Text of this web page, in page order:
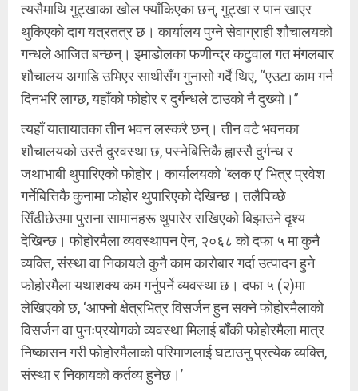
त्यसैमाथि गुट्खाका खोल फ्याँकिएका छन्, गुट्खा र पान खाएर
थुकिएको दाग यत्रतत्र छ। कार्यालय पुग्ने सेवाग्राही शौचालयको
गन्धले आजित बन्छन्। इमाडोलका फणीन्द्र कटुवाल गत मंगलबार
शौचालय अगाडि उभिएर साथीसँग गुनासो गर्दै थिए, “एउटा काम गर्न
दिनभरि लाग्छ, यहाँको फोहोर र दुर्गन्धले टाउको नै दुख्यो।”
त्यहाँ यातायातका तीन भवन लस्करै छन्। तीन वटै भवनका
शौचालयको उस्तै दुरवस्था छ, पस्नेबित्तिकै ह्वास्सै दुर्गन्ध र
जथाभाबी थुपारिएको फोहोर। कार्यालयको ‘ब्लक ए’ भित्र प्रवेश
गर्नेबित्तिकै कुनामा फोहोर थुपारिएको देखिन्छ। तलैपिच्छे
सिँढीछेउमा पुराना सामानहरू थुपारेर राखिएको बिझाउने दृश्य
देखिन्छ। फोहोरमैला व्यवस्थापन ऐन, २०६८ को दफा ५ मा कुनै
व्यक्ति, संस्था वा निकायले कुनै काम कारोबार गर्दा उत्पादन हुने
फोहोरमैला यथाशक्य कम गर्नुपर्ने व्यवस्था छ। दफा ५ (२)मा
लेखिएको छ, ‘आफ्नो क्षेत्रभित्र विसर्जन हुन सक्ने फोहोरमैलाको
विसर्जन वा पुनःप्रयोगको व्यवस्था मिलाई बाँकी फोहोरमैला मात्र
निष्कासन गरी फोहोरमैलाको परिमाणलाई घटाउनु प्रत्येक व्यक्ति,
संस्था र निकायको कर्तव्य हुनेछ।’